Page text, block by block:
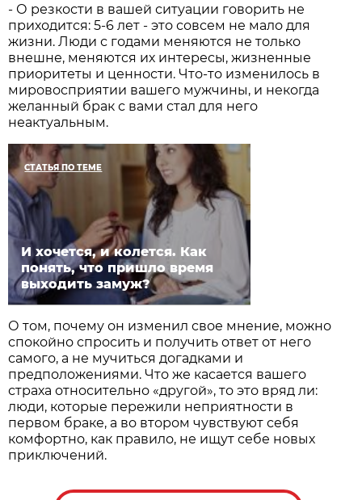
- О резкости в вашей ситуации говорить не
приходится: 5-6 лет - это совсем не мало для
жизни. Люди с годами меняются не только
внешне, меняются их интересы, жизненные
приоритеты и ценности. Что-то изменилось в
мировосприятии вашего мужчины, и некогда
желанный брак с вами стал для него
неактуальным.
СТАТЬЯ ПО ТЕМЕ
И хочется, и колется. Как
понять, что пришло время
выходить замуж?
О том, почему он изменил свое мнение, можно
спокойно спросить и получить ответ от него
самого, а не мучиться догадками и
предположениями. Что же касается вашего
страха относительно «другой», то это вряд ли:
люди, которые пережили неприятности в
первом браке, а во втором чувствуют себя
комфортно, как правило, не ищут себе новых
приключений.